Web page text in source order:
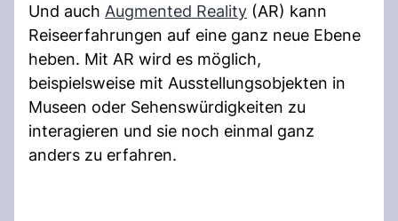
Und auch Augmented Reality (AR) kann
Reiseerfahrungen auf eine ganz neue Ebene
heben. Mit AR wird es möglich,
beispielsweise mit Ausstellungsobjekten in
Museen oder Sehenswürdigkeiten zu
interagieren und sie noch einmal ganz
anders zu erfahren.